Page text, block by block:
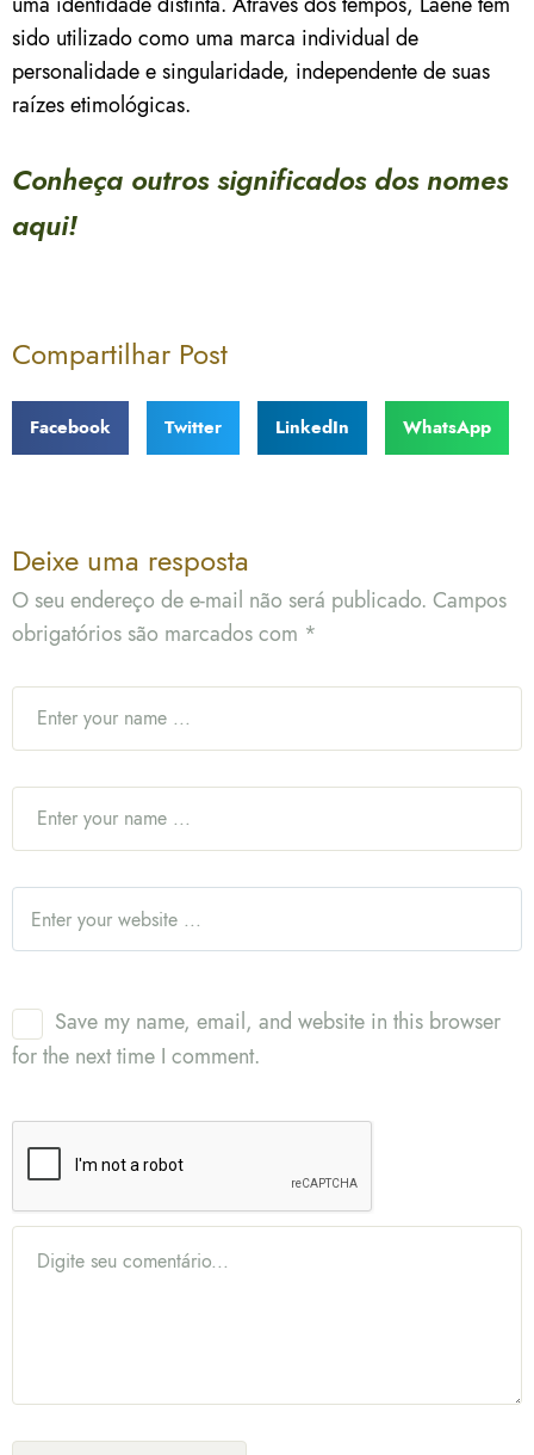
sido utilizado como uma marca individual de
personalidade e singularidade, independente de suas
raízes etimológicas.
Conheça outros significados dos nomes
aqui!
Compartilhar Post
Facebook Twitter LinkedIn WhatsApp
Deixe uma resposta
O seu endereço de e-mail não será publicado. Campos
obrigatórios são marcados com *
Save my name, email, and website in this browser
for the next time I comment.